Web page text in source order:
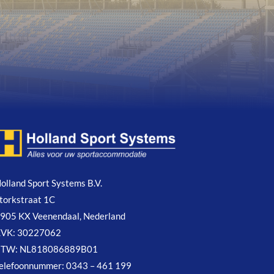
Sport Systems B.V.
1C
KX Veenendaal, Nederland
30227062
NL818086889B01
0343 – 461 199